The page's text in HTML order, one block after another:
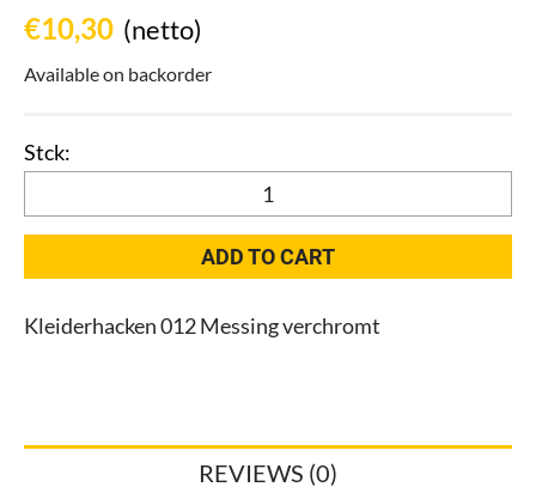
€10,30 (netto)
Available on backorder
012
ADD TO CART
Kleiderhacken 012 Messing verchromt
REVIEWS (0)